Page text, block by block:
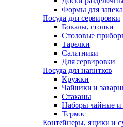
Формы для
Посуда для сервировки
Бокалы, стопки
Столовые
Тарелки
Салатники
Для сервировки
Посуда для напитков
Кружки
Чайники и
Стаканы
Наборы чайные и
Термос
Контейнеры, ящики и